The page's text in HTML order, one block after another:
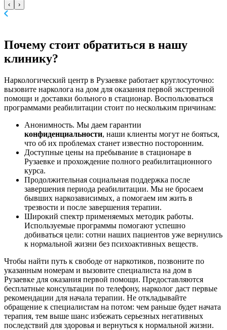
‹ ›
Почему стоит обратиться в нашу
клинику?
Наркологический центр в Рузаевке работает круглосуточно:
вызовите нарколога на дом для оказания первой экстренной
помощи и доставки больного в стационар. Воспользоваться
программами реабилитации стоит по нескольким причинам:
Анонимность. Мы даем гарантии
конфиденциальности, наши клиенты могут не бояться,
что об их проблемах станет известно посторонним.
Доступные цены на пребывание в стационаре в
Рузаевке и прохождение полного реабилитационного
курса.
Продолжительная социальная поддержка после
завершения периода реабилитации. Мы не бросаем
бывших наркозависимых, а помогаем им жить в
трезвости и после завершения терапии.
Широкий спектр применяемых методик работы.
Используемые программы помогают успешно
добиваться цели: сотни наших пациентов уже вернулись
к нормальной жизни без психоактивных веществ.
Чтобы найти путь к свободе от наркотиков, позвоните по
указанным номерам и вызовите специалиста на дом в
Рузаевке для оказания первой помощи. Предоставляются
бесплатные консультации по телефону, нарколог даст первые
рекомендации для начала терапии. Не откладывайте
обращение к специалистам на потом: чем раньше будет начата
терапия, тем выше шанс избежать серьезных негативных
последствий для здоровья и вернуться к нормальной жизни.